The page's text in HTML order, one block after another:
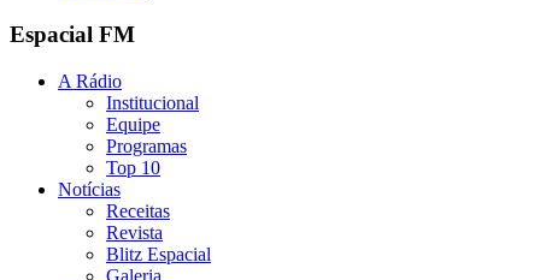
Espacial FM
A Rádio
Institucional
Equipe
Programas
Top 10
Notícias
Receitas
Revista
Blitz Espacial
Galeria